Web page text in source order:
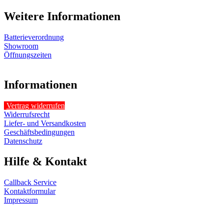
Weitere Informationen
Batterieverordnung
Showroom
Öffnungszeiten
Informationen
Vertrag widerrufen
Widerrufsrecht
Liefer- und Versandkosten
Geschäftsbedingungen
Datenschutz
Hilfe & Kontakt
Callback Service
Kontaktformular
Impressum